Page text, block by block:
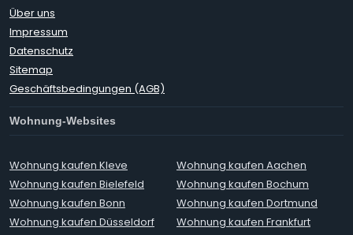
Über uns
Impressum
Datenschutz
Sitemap
Geschäftsbedingungen (AGB)
Wohnung-Websites
Wohnung kaufen Kleve
Wohnung kaufen Aachen
Wohnung kaufen Bielefeld
Wohnung kaufen Bochum
Wohnung kaufen Bonn
Wohnung kaufen Dortmund
Wohnung kaufen Düsseldorf
Wohnung kaufen Frankfurt